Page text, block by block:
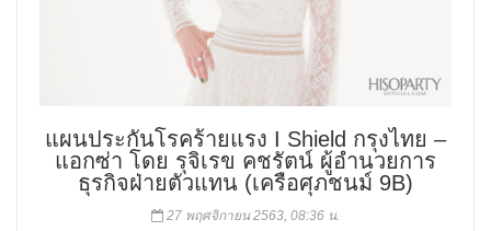
แผนประกันโรคร้ายแรง I Shield กรุงไทย –
แอกซ่า โดย รุจิเรข คชรัตน์ ผู้อำนวยการ
ธุรกิจฝ่ายตัวแทน (เครือศุภชนม์ 9B)
27 พฤศจิกายน 2563, 08:36 น.